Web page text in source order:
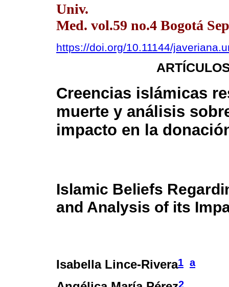
Univ.
Med. vol.59 no.4 Bogotá
https://doi.org/10.11144/
Creencias islámicas
muerte y análisis
impacto en la
Islamic Beliefs
and Analysis of its
Isabella Lince-Rivera1 a
2